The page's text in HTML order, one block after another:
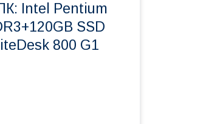
Intel Pentium
SSD
800 G1